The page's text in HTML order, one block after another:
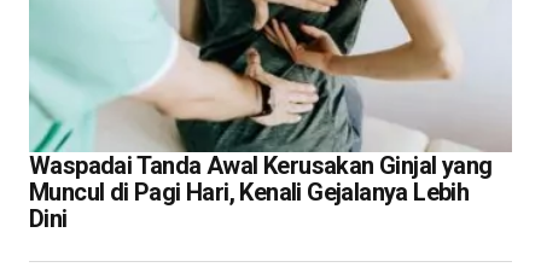
Waspadai Tanda Awal Kerusakan Ginjal yang
Muncul di Pagi Hari, Kenali Gejalanya Lebih
Dini